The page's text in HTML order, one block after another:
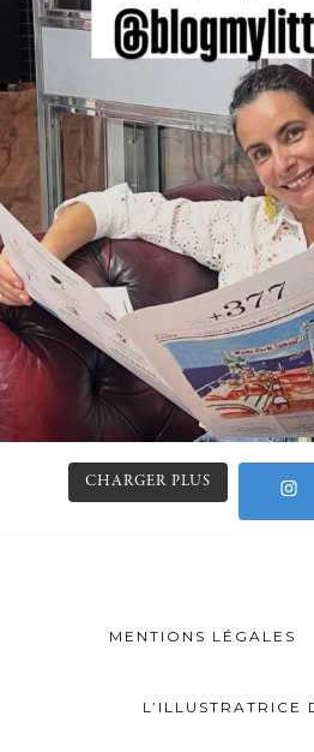
CHARGER PLUS
MENTIONS LÉGALES
L’ILLUSTRATRICE